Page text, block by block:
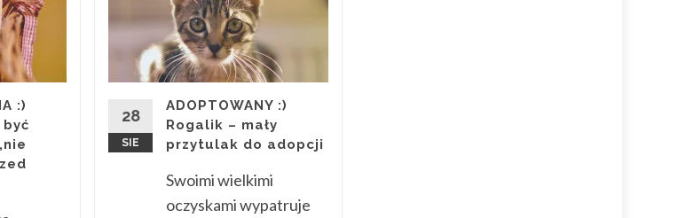
:)
28
SIE
ADOPTOWANY :)
Rogalik – mały
przytulak do adopcji
Swoimi wielkimi
oczyskami wypatruje